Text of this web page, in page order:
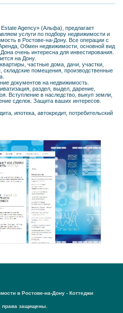
Agency» (Альфа), предлагает
услуги по подбору недвижимости и
в Ростове-на-Дону. Все операции с
Обмен недвижимости, основной вид
очень интересна для инвестирования.
на Дону.
частные дома, дачи, участки,
помещения, производственные
документов на недвижимость.
раздел, выдел, дарение,
Вступление в наследство, выкуп земли,
сделок. Защита ваших интересов.
ипотека, автокредит, потребительский
в Ростове-на-Дону - Коттеджи
права защищены.